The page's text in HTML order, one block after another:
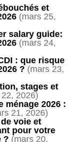
et
(mars 25,
salary guide:
(mars 24,
: que risque
? (mars 23,
stages et
2026)
ménage 2026 :
21, 2026)
voie et
pour votre
? (mars 20,